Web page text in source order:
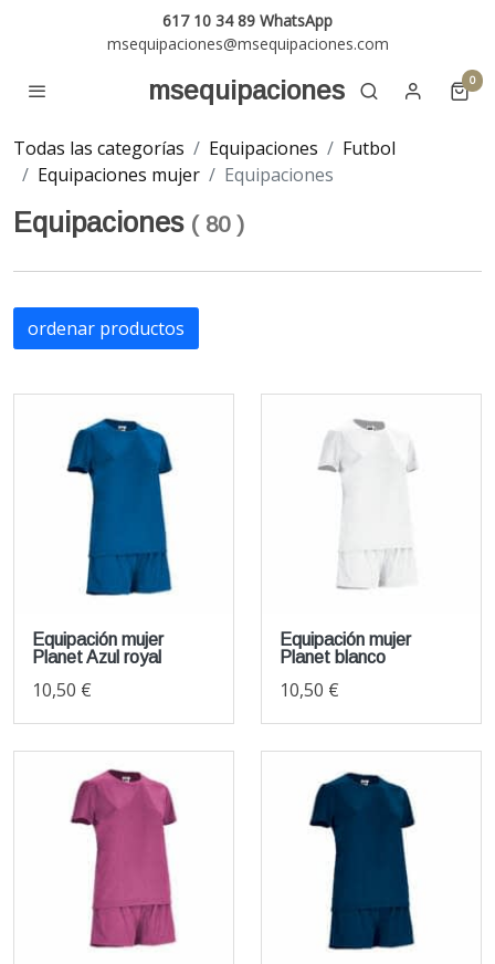
617 10 34 89 WhatsApp
msequipaciones@msequipaciones.com
msequipaciones 0
Todas las categorías Equipaciones
Futbol
Equipaciones mujer
Equipaciones
Equipaciones ( 80 )
ordenar productos
Equipación mujer
Planet Azul royal
10,50 €
Equipación mujer
Planet blanco
10,50 €